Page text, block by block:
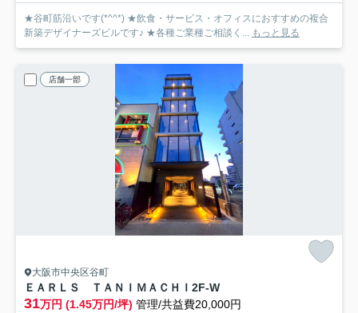
★谷町筋沿いです(*^^*) ★飲食・サービス・オフィスにおすすめの複合
新築デザイナーズビルです♪ ★各種ご業種ご相談く... もっと見る
店舗一部
大阪市中央区谷町
ＥＡＲＬＳ ＴＡＮＩＭＡＣＨＩ 2F-W
31万円 (1.45万円/坪) 管理/共益費20,000円